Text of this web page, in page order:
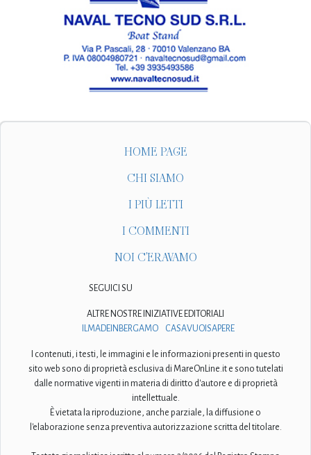
HOME PAGE
CHI SIAMO
I PIÙ LETTI
I COMMENTI
NOI C'ERAVAMO
SEGUICI SU
ALTRE NOSTRE INIZIATIVE EDITORIALI
ILMADEINBERGAMO
CASAVUOISAPERE
I contenuti, i testi, le immagini e le informazioni presenti in questo
sito web sono di proprietà esclusiva di MareOnLine.it e sono tutelati
dalle normative vigenti in materia di diritto d'autore e di proprietà
intellettuale.
È vietata la riproduzione, anche parziale, la diffusione o
l'elaborazione senza preventiva autorizzazione scritta del titolare.